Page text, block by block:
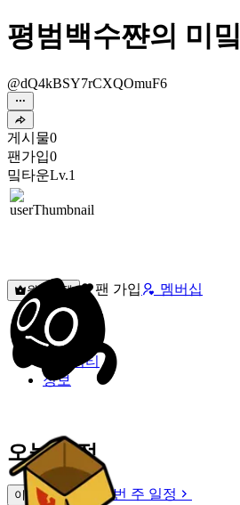
평범백수쨘의 미밐
@dQ4kBSY7rCXQOmuF6
게시물0
팬가입0
밐타운Lv.1
원픽선택 팬 가입 멤버십
밐타운
피드
커뮤니티
정보
오늘 일정
이번 주 일정
이번 주 일정